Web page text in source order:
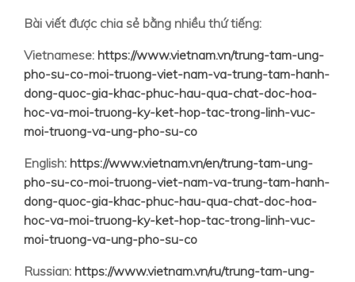
Bài viết được chia sẻ bằng nhiều thứ tiếng:
Vietnamese: https://www.vietnam.vn/trung-tam-ung-
pho-su-co-moi-truong-viet-nam-va-trung-tam-hanh-
dong-quoc-gia-khac-phuc-hau-qua-chat-doc-hoa-
hoc-va-moi-truong-ky-ket-hop-tac-trong-linh-vuc-
moi-truong-va-ung-pho-su-co
English: https://www.vietnam.vn/en/trung-tam-ung-
pho-su-co-moi-truong-viet-nam-va-trung-tam-hanh-
dong-quoc-gia-khac-phuc-hau-qua-chat-doc-hoa-
hoc-va-moi-truong-ky-ket-hop-tac-trong-linh-vuc-
moi-truong-va-ung-pho-su-co
Russian: https://www.vietnam.vn/ru/trung-tam-ung-